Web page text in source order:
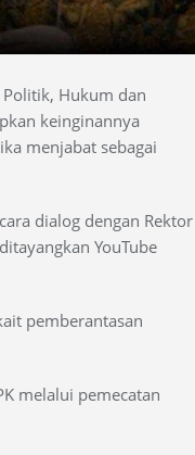
Hukum dan
keinginannya
menjabat sebagai
dialog dengan Rektor
YouTube
pemberantasan
melalui pemecatan